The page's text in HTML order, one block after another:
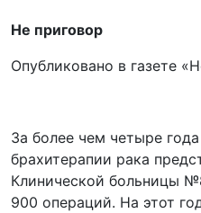
Не приговор
Опубликовано в газете
За более чем четыре
брахитерапии рака
Клинической больницы
900 операций. На этот